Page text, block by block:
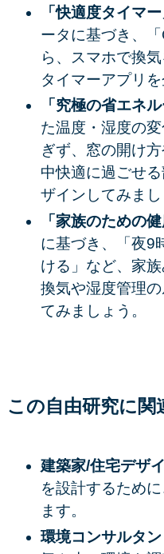
「快適度タイマ
ータに基づき、
ら、スマホで換
タイマーアプリ
「究極の省エネ
た温度・湿度の
ぎず、窓の開け
中快適に過ごせ
ザインしてみまし
「家族のための
に基づき、「夜9
ける」など、家
換気や湿度管理
てみましょう。
この自由研究に関
建築家/住宅デ
を設計するため
ます。
環境コンサルタ